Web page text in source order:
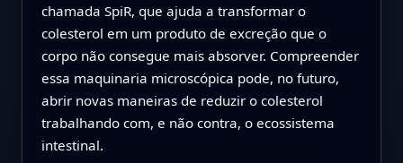
chamada SpiR, que ajuda a transformar o
colesterol em um produto de excreção que o
corpo não consegue mais absorver. Compreender
essa maquinaria microscópica pode, no futuro,
abrir novas maneiras de reduzir o colesterol
trabalhando com, e não contra, o ecossistema
intestinal.